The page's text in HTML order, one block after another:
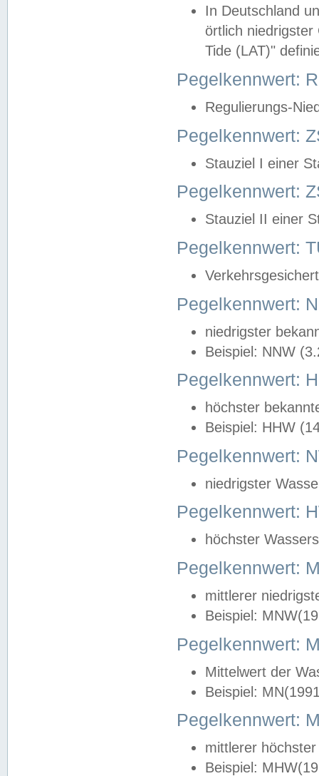
In Deutschland
örtlich
Tide (LAT)"
Pegelkennwert:
Regulierungs-
Pegelkennwert:
Stauziel I einer
Pegelkennwert:
Stauziel II einer
Pegelkennwert:
Pegelkennwert:
niedrigster
Beispiel: NNW
Pegelkennwert:
höchster
Beispiel: HHW
Pegelkennwert:
niedrigster
Pegelkennwert:
höchster
Pegelkennwert:
mittlerer
Beispiel:
Pegelkennwert:
Mittelwert der
Beispiel:
Pegelkennwert:
mittlerer
Beispiel: